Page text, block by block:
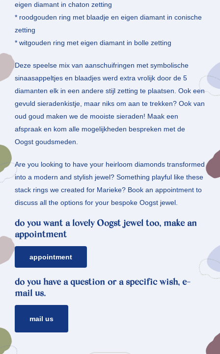
eigen diamant in chaton zetting
* roodgouden ring met blaadje en eigen diamant in conische
zetting
* witgouden ring met eigen diamant in bolle zetting
Deze speelse mix van aanschuifringen met symbolische
sinaasappeltjes en blaadjes werd extra vrolijk door de 5
diamanten elk in een andere stijl zetting te plaatsen. Ook een
gevuld sieradenkistje, maar niks om aan te trekken? Ook van
oud goud maken we de mooiste sieraden! Maak een
afspraak en kom alle mogelijkheden bespreken met de
Oogst goudsmeden.
Are you looking to have your heirloom diamonds transformed
into a modern and stylish jewel? Something playful like these
stack rings we created for Marieke? Book an appointment to
discuss all the options for your bespoke Oogst jewel.
do you want a lovely Oogst jewel too, make an
appointment
appointment
do you have a question or a specific wish, e-
mail us.
mail us